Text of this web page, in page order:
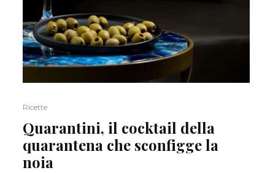
Ricette
Quarantini, il cocktail della
quarantena che sconfigge la
noia